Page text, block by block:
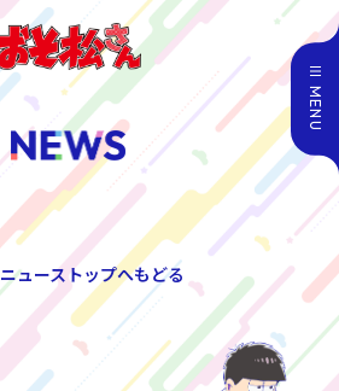
MENU
ニューストップへもどる